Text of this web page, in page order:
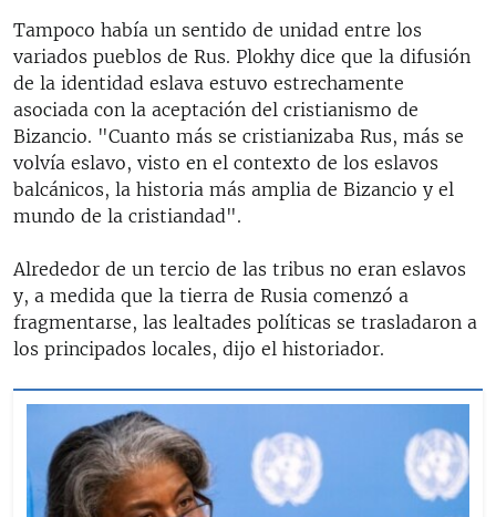
Tampoco había un sentido de unidad entre los
variados pueblos de Rus. Plokhy dice que la difusión
de la identidad eslava estuvo estrechamente
asociada con la aceptación del cristianismo de
Bizancio. "Cuanto más se cristianizaba Rus, más se
volvía eslavo, visto en el contexto de los eslavos
balcánicos, la historia más amplia de Bizancio y el
mundo de la cristiandad".
Alrededor de un tercio de las tribus no eran eslavos
y, a medida que la tierra de Rusia comenzó a
fragmentarse, las lealtades políticas se trasladaron a
los principados locales, dijo el historiador.